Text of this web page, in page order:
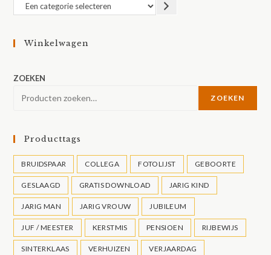
Een
Winkelwagen
ZOEKEN
ZOEKEN
Producttags
BRUIDSPAAR COLLEGA FOTOLIJST GEBOORTE
GESLAAGD GRATIS DOWNLOAD JARIG KIND
JARIG MAN JARIG VROUW JUBILEUM
JUF / MEESTER KERSTMIS PENSIOEN RIJBEWIJS
SINTERKLAAS VERHUIZEN VERJAARDAG